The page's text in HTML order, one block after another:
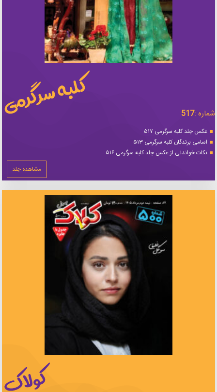
شماره :517
عکس جلد کلبه سرگرمی ۵۱۷
اسامی برندگان کلبه سرگرمی ۵۱۳
نکات خواندنی از عکس جلد کلبه سرگرمی ۵۱۶
مشاهده جلد